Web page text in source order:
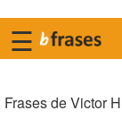
☰
Frases de Victor